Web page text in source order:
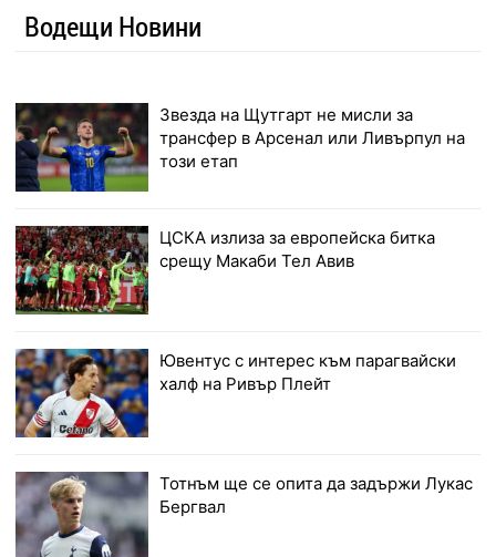
Водещи Новини
Звезда на Щутгарт не мисли за
трансфер в Арсенал или Ливърпул на
този етап
ЦСКА излиза за европейска битка
срещу Макаби Тел Авив
Ювентус с интерес към парагвайски
халф на Ривър Плейт
Тотнъм ще се опита да задържи Лукас
Бергвал